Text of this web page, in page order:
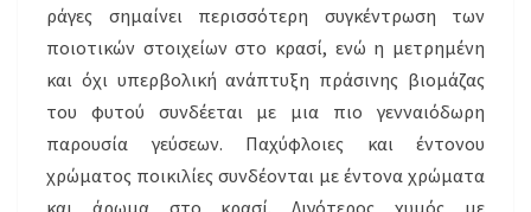
ράγες σημαίνει περισσότερη συγκέντρωση των
ποιοτικών στοιχείων στο κρασί, ενώ η μετρημένη
και όχι υπερβολική ανάπτυξη πράσινης βιομάζας
του φυτού συνδέεται με μια πιο γενναιόδωρη
παρουσία γεύσεων. Παχύφλοιες και έντονου
χρώματος ποικιλίες συνδέονται με έντονα χρώματα
και άρωμα στο κρασί. Λιγότερος χυμός με